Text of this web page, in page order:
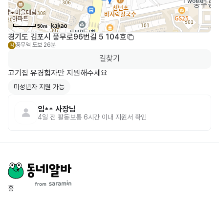
50m
경기도 김포시 풍무로96번길 5 104호
김 풍무역 도보 26분
길찾기
미성년자 지원 가능
임** 사장님
4일 전 활동보통 6시간 이내 지원서 확인
홈